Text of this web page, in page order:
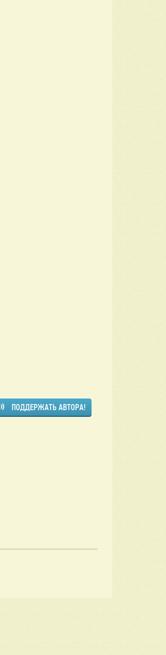
ПОДДЕРЖАТЬ АВТОРА!